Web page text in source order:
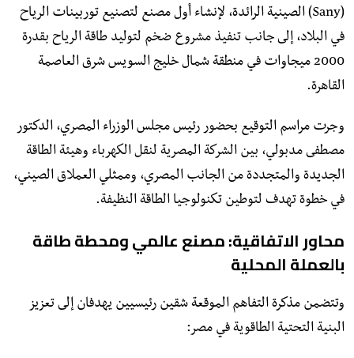
(Sany) الصينية الرائدة، لإنشاء أول مصنع لتصنيع توربينات الرياح
في البلاد، إلى جانب تنفيذ مشروع ضخم لتوليد طاقة الرياح بقدرة
2000 ميجاوات في منطقة شمال خليج السويس شرق العاصمة
القاهرة.
​وجرت مراسم التوقيع بحضور رئيس مجلس الوزراء المصري، الدكتور
مصطفى مدبولي، بين الشركة المصرية لنقل الكهرباء وهيئة الطاقة
الجديدة والمتجددة من الجانب المصري، وممثلي العملاق الصيني،
في خطوة تهدف لتوطين تكنولوجيا الطاقة النظيفة.
​محاور الاتفاقية: مصنع عالمي ومحطة طاقة
بالعملة المحلية
​وتتضمن مذكرة التفاهم الموقعة شقين رئيسيين يهدفان إلى تعزيز
البنية التحتية الطاقوية في مصر: